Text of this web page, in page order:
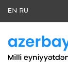
EN RU